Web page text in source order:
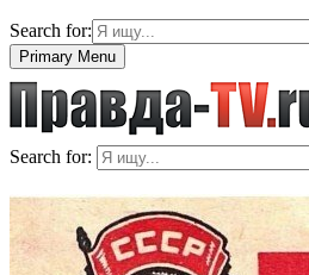
Search for:
Primary Menu
Search for: